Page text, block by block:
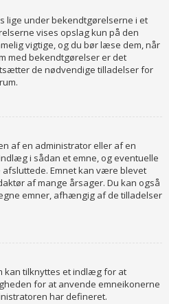
lige under bekendtgørelserne i et
vises opslag kun på den
vigtige, og du bør læse dem, når
med bekendtgørelser er det
de nødvendige tilladelser for
af en administrator eller af en
i sådan et emne, og eventuelle
Emnet kan være blevet
af mange årsager. Du kan også
emner, afhængig af de tilladelser
kan tilknyttes et indlæg for at
for at anvende emneikonerne
har defineret.